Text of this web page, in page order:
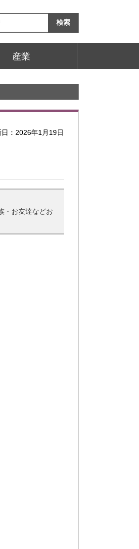
産業
日：2026年1月19日
・お友達などお